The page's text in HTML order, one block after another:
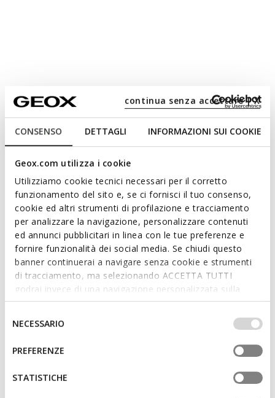
CONSENSO DETTAGLI INFORMAZIONI SUI COOKIE
Geox.com utilizza i cookie
Utilizziamo cookie tecnici necessari per il corretto
funzionamento del sito e, se ci fornisci il tuo consenso,
cookie ed altri strumenti di profilazione e tracciamento
per analizzare la navigazione, personalizzare contenuti
ed annunci pubblicitari in linea con le tue preferenze e
fornire funzionalità dei social media. Se chiudi questo
banner continuerai a navigare senza cookie e strumenti
di tracciamento, ma selezionando ACCETTA TUTTI
godrai invece di una navigazione personalizzata sulla
base dei tuoi gusti ed interessi. Selezionando
IMPOSTAZIONI potrai anche scegliere quali cookies ed
altri strumenti di tracciamento autorizzare. Per maggiori
informazioni o per modificare in qualsiasi momento le
tue impostazioni, visita la nostra
consenso
NECESSARIO
PREFERENZE
STATISTICHE
continua senza accettare | X
SUSTAINABLE
Steppieup Baby
Color:Navy/Whiteselected